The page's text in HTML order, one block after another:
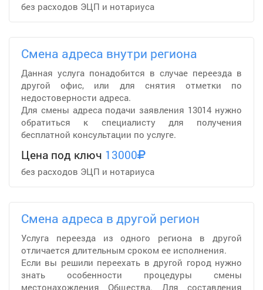
без расходов ЭЦП и нотариуса
Смена адреса внутри региона
Данная услуга понадобится в случае переезда в
другой офис, или для снятия отметки по
недостоверности адреса.
Для смены адреса подачи заявления 13014 нужно
обратиться к специалисту для получения
бесплатной консультации по услуге.
Цена под ключ 13000
без расходов ЭЦП и нотариуса
Смена адреса в другой регион
Услуга переезда из одного региона в другой
отличается длительным сроком ее исполнения.
Если вы решили переехать в другой город нужно
знать особенности процедуры смены
местонахождения Общества. Для составления